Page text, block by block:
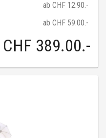
ab CHF 12.90.-
ab CHF 59.00.-
CHF 389.00.-